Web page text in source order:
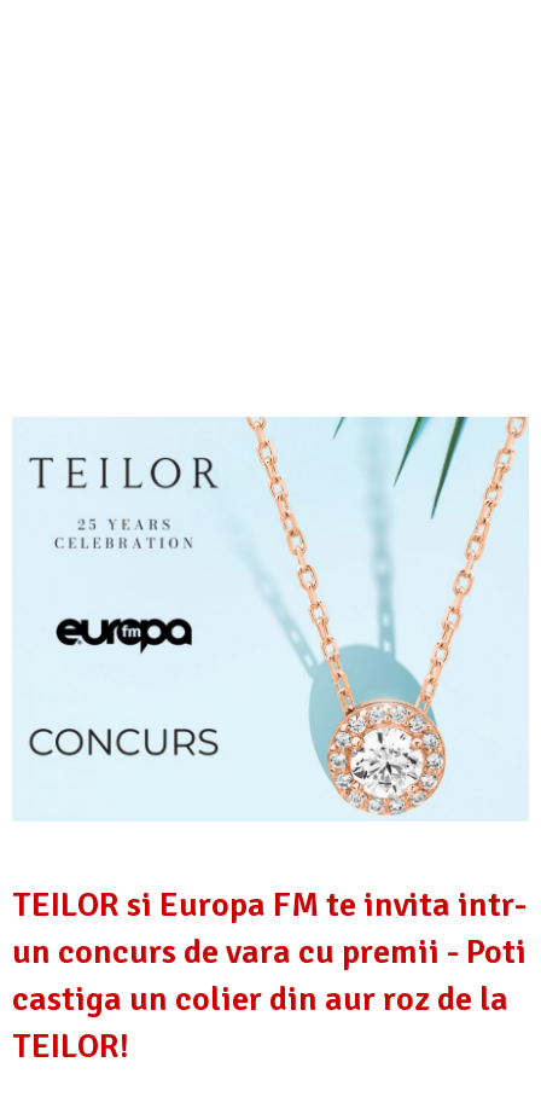
TEILOR si Europa FM te invita intr-
un concurs de vara cu premii - Poti
castiga un colier din aur roz de la
TEILOR!